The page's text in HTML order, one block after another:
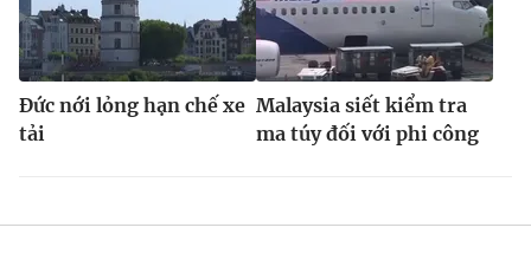
Đức nới lỏng hạn chế xe
tải
Malaysia siết kiểm tra
ma túy đối với phi công